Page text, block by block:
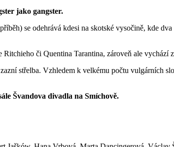
jako gangster.
se odehrává kdesi na skotské vysočině, kde
či Quentina Tarantina, zároveň ale vychází
střelba. Vzhledem k velkému počtu vulgárních
Švandova divadla na Smíchově.